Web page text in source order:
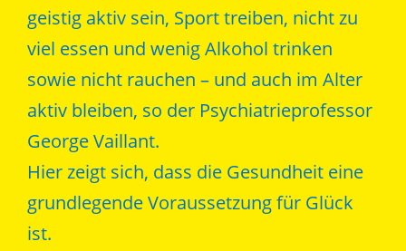
geistig aktiv sein, Sport treiben, nicht zu
viel essen und wenig Alkohol trinken
sowie nicht rauchen – und auch im Alter
aktiv bleiben, so der Psychiatrieprofessor
George Vaillant.
Hier zeigt sich, dass die Gesundheit eine
grundlegende Voraussetzung für Glück
ist.